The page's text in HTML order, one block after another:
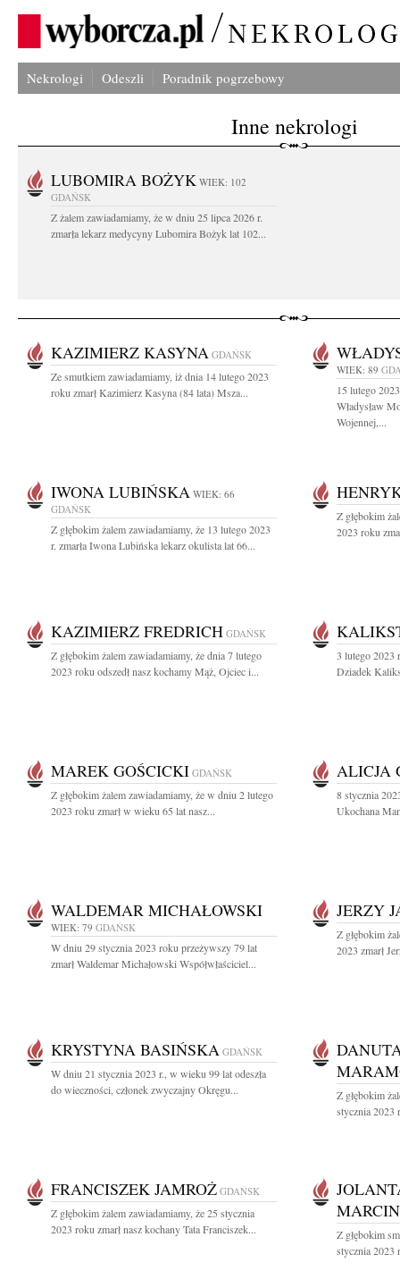
Nekrologi Odeszli Poradnik pogrzebowy
Inne nekrologi
LUBOMIRA BOŻYK WIEK: 102
GDAŃSK
Z żalem zawiadamiamy, że w dniu 25 lipca 2026 r.
zmarła lekarz medycyny Lubomira Bożyk lat 102...
KAZIMIERZ KASYNA GDAŃSK
Ze smutkiem zawiadamiamy, iż dnia 14 lutego 2023
roku zmarł Kazimierz Kasyna (84 lata) Msza...
WIEK: 89
15 lutego
Władysław
Wojennej,...
IWONA LUBIŃSKA WIEK: 66
GDAŃSK
Z głębokim żalem zawiadamiamy, że 13 lutego 2023
r. zmarła Iwona Lubińska lekarz okulista lat 66...
Z głębokim
2023 roku
KAZIMIERZ FREDRICH GDAŃSK
Z głębokim żalem zawiadamiamy, że dnia 7 lutego
2023 roku odszedł nasz kochamy Mąż, Ojciec i...
3 lutego 2023
Dziadek
MAREK GOŚCICKI GDAŃSK
Z głębokim żalem zawiadamiamy, że w dniu 2 lutego
2023 roku zmarł w wieku 65 lat nasz...
ALICJA
8 stycznia
Ukochana
WALDEMAR MICHAŁOWSKI
WIEK: 79 GDAŃSK
W dniu 29 stycznia 2023 roku przeżywszy 79 lat
zmarł Waldemar Michałowski Współwłaściciel...
JERZY
Z głębokim
2023 zmarł
KRYSTYNA BASIŃSKA GDAŃSK
W dniu 21 stycznia 2023 r., w wieku 99 lat odeszła
do wieczności, członek zwyczajny Okręgu...
Z głębokim
stycznia 2023
FRANCISZEK JAMROŻ GDAŃSK
Z głębokim żalem zawiadamiamy, że 25 stycznia
2023 roku zmarł nasz kochany Tata Franciszek...
Z głębokim
stycznia 2023